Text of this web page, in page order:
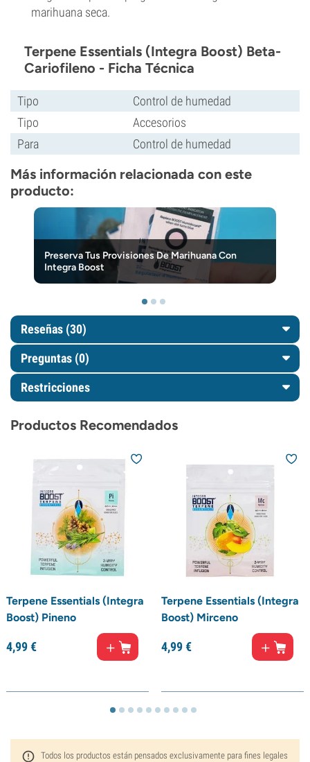
marihuana seca.
Terpene Essentials (Integra Boost) Beta-
Cariofileno - Ficha Técnica
Tipo
Control de humedad
Tipo
Accesorios
Para
Control de humedad
Más información relacionada con este
producto:
Preserva Tus Provisiones De Marihuana Con
Integra Boost
Reseñas (30)
Preguntas (0)
Restricciones
Productos Recomendados
Terpene Essentials (Integra
Boost) Pineno
4,99€
Terpene Essentials (Integra
Boost) Mirceno
4,99€
Todos los productos están pensados exclusivamente para fines legales